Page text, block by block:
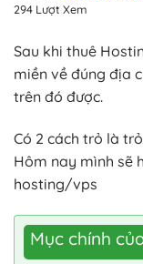
294 Lượt Xem
Sau khi thuê
miền về đúng địa
trên đó được.
Có 2 cách trỏ là
Hôm nay mình sẽ
hosting/vps
Mục chính